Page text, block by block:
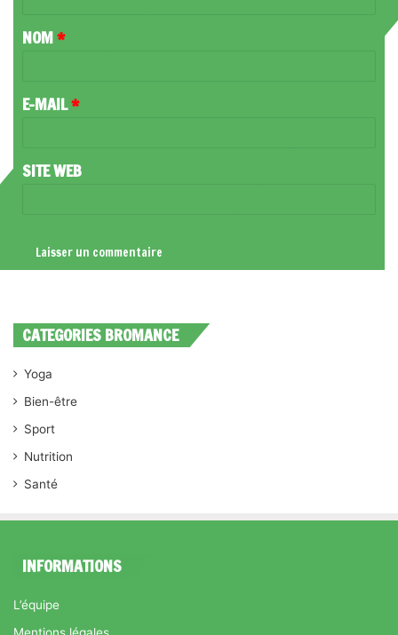
A
R
NOM*
E-MAIL*
SITE WEB
CATEGORIES BROMANCE
Yoga
Bien-être
Sport
Nutrition
Santé
INFORMATIONS
L’équipe